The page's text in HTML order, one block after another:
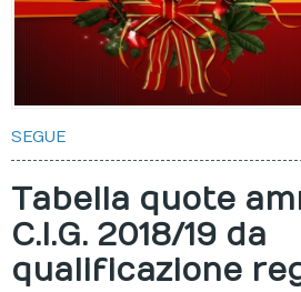
SEGUE
Tabella quote
C.I.G. 2018/19 da
qualificazione